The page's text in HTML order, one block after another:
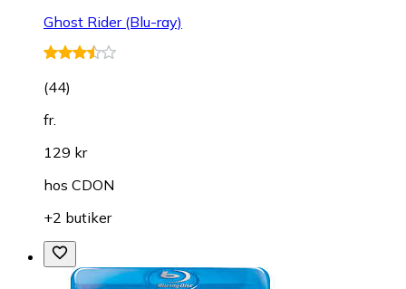
Ghost Rider (Blu-ray)
(44)
fr.
129 kr
hos CDON
+2 butiker